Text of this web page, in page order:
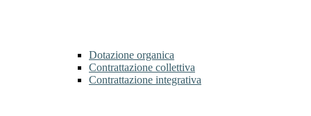
Dotazione organica
Contrattazione collettiva
Contrattazione integrativa